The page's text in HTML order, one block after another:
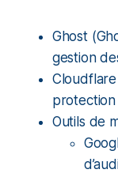
Ghost
gestion
Outils de